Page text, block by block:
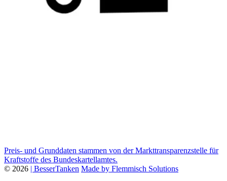
Preis- und Grunddaten stammen von der Markttransparenzstelle für
Kraftstoffe des Bundeskartellamtes.
© 2026 | BesserTanken Made by Flemmisch Solutions